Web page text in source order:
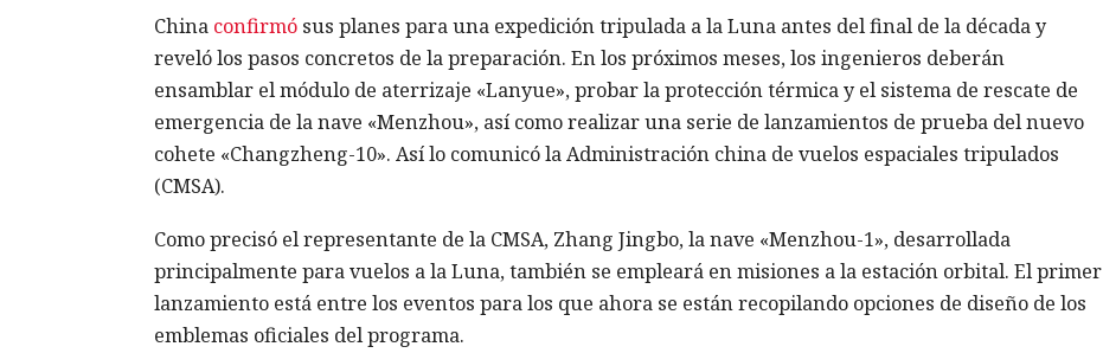
China confirmósus planes para una expedición tripulada a la Luna antes del final de la década y
reveló los pasos concretos de la preparación. En los próximos meses, los ingenieros deberán
ensamblar el módulo de aterrizaje «Lanyue», probar la protección térmica y el sistema de rescate de
emergencia de la nave «Menzhou», así como realizar una serie de lanzamientos de prueba del nuevo
cohete «Changzheng-10». Así lo comunicó la Administración china de vuelos espaciales tripulados
(CMSA).
Como precisó el representante de la CMSA, Zhang Jingbo, la nave «Menzhou-1», desarrollada
principalmente para vuelos a la Luna, también se empleará en misiones a la estación orbital. El primer
lanzamiento está entre los eventos para los que ahora se están recopilando opciones de diseño de los
emblemas oficiales del programa.